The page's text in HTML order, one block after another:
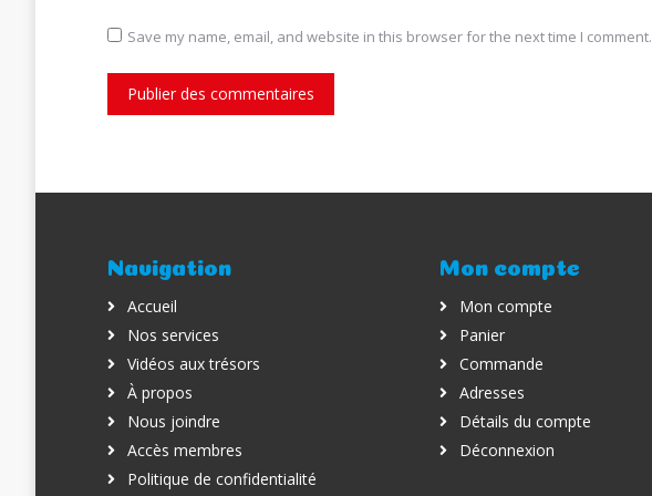
Save my name, email, and website in this browser for the next time I comment.
Publier des commentaires
Navigation
Accueil
Nos services
Vidéos aux trésors
À propos
Nous joindre
Accès membres
Politique de confidentialité
Mon compte
Mon compte
Panier
Commande
Adresses
Détails du compte
Déconnexion